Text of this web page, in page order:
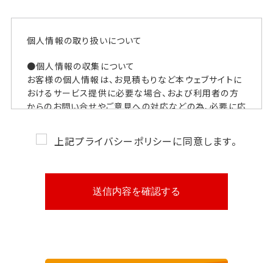
個人情報の取り扱いについて
●個人情報の収集について
お客様の個人情報は、お見積もりなど本ウェブサイトに
おけるサービス提供に必要な場合、および利用者の方
からのお問い合せやご意見への対応などの為、必要に応
●個人情報の利用について
目的のために利用し、お客様の同意なく利用目的以外
に利用することはありません。
●個人情報の提供について
上記プライバシーポリシーに同意します。